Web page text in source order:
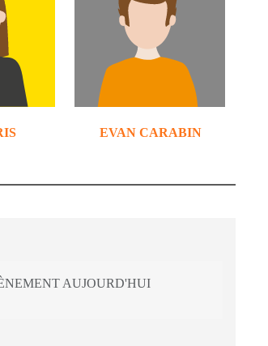
EVAN CARABIN
AUJOURD'HUI